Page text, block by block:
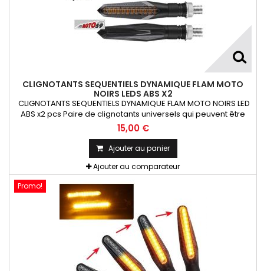
CLIGNOTANTS SEQUENTIELS DYNAMIQUE FLAM MOTO
NOIRS LEDS ABS X2
CLIGNOTANTS SEQUENTIELS DYNAMIQUE FLAM MOTO NOIRS LED
ABS x2 pcs Paire de clignotants universels qui peuvent être
adaptables sur toutes motos ou scooters
15,00 €
Ajouter au panier
Ajouter au comparateur
Promo!